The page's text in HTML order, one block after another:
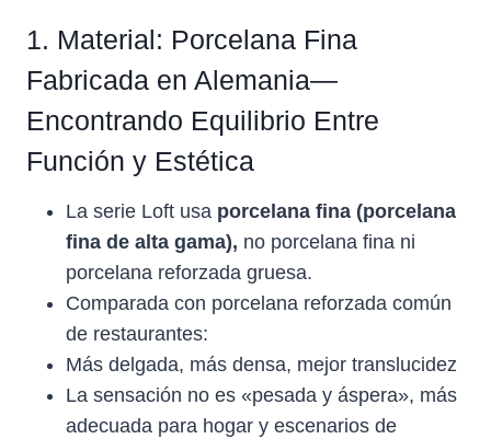
1. Material: Porcelana Fina
Fabricada en Alemania—
Encontrando Equilibrio Entre
Función y Estética
La serie Loft usa porcelana fina (porcelana
fina de alta gama), no porcelana fina ni
porcelana reforzada gruesa.
Comparada con porcelana reforzada común
de restaurantes:
Más delgada, más densa, mejor translucidez
La sensación no es «pesada y áspera», más
adecuada para hogar y escenarios de